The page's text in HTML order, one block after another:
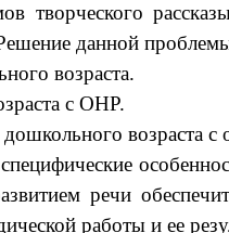
творческого
данной проблемы
возраста.
с ОНР.
возраста
речи
работы и ее